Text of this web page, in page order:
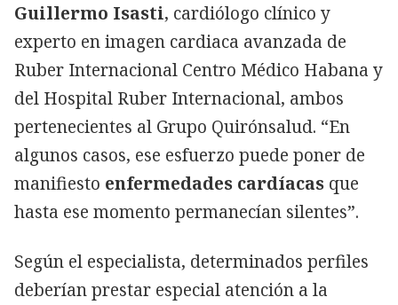
Guillermo Isasti, cardiólogo clínico y
experto en imagen cardiaca avanzada de
Ruber Internacional Centro Médico Habana y
del Hospital Ruber Internacional, ambos
pertenecientes al Grupo Quirónsalud. “En
algunos casos, ese esfuerzo puede poner de
manifiesto enfermedades cardíacas que
hasta ese momento permanecían silentes”.
Según el especialista, determinados perfiles
deberían prestar especial atención a la